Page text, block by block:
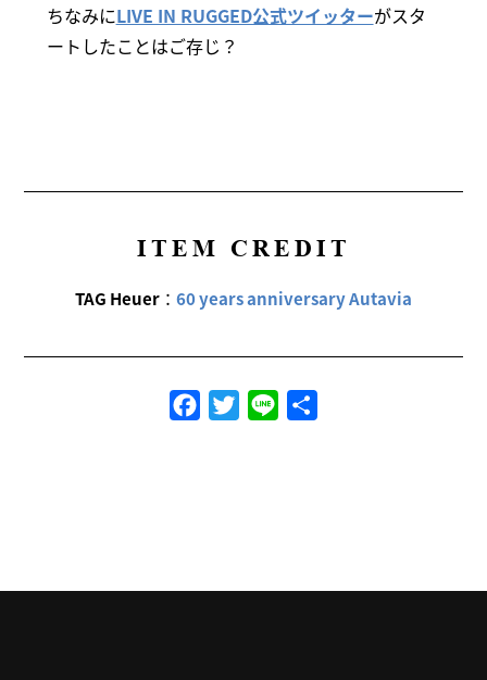
ちなみにLIVE IN RUGGED公式ツイッターがスタ
ートしたことはご存じ？
ITEM CREDIT
TAG Heuer： 60 years anniversary Autavia
FacebookTwitterLine